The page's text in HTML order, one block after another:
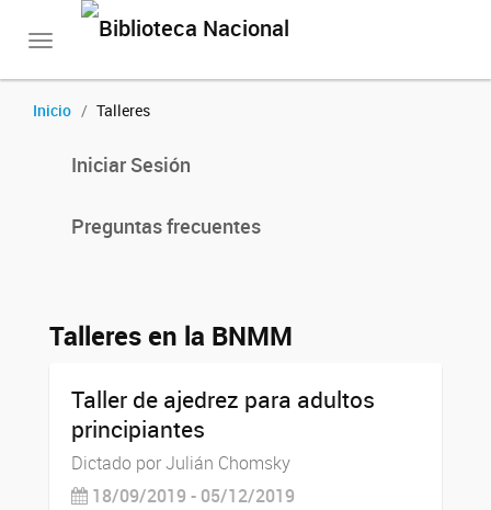
Toggle
Inicio Talleres
Iniciar Sesión
Preguntas frecuentes
Talleres en la BNMM
Taller de ajedrez para adultos
principiantes
Dictado por Julián Chomsky
18/09/2019 - 05/12/2019